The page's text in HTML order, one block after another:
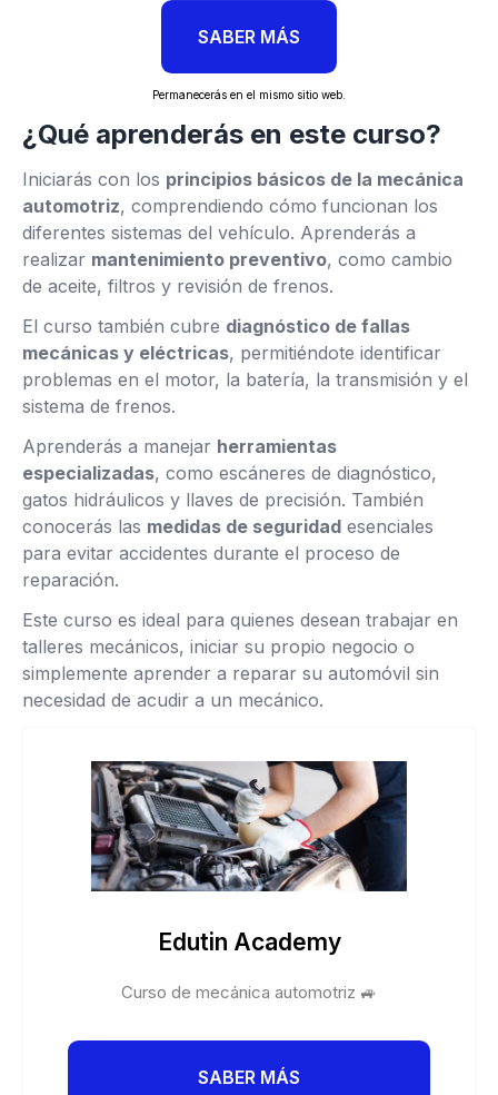
SABER MÁS
Permanecerás en el mismo sitio web.
¿Qué aprenderás en este curso?
Iniciarás con los principios básicos de la mecánica
automotriz, comprendiendo cómo funcionan los
diferentes sistemas del vehículo. Aprenderás a
realizar mantenimiento preventivo, como cambio
de aceite, filtros y revisión de frenos.
El curso también cubre diagnóstico de fallas
mecánicas y eléctricas, permitiéndote identificar
problemas en el motor, la batería, la transmisión y el
sistema de frenos.
Aprenderás a manejar herramientas
especializadas, como escáneres de diagnóstico,
gatos hidráulicos y llaves de precisión. También
conocerás las medidas de seguridad esenciales
para evitar accidentes durante el proceso de
reparación.
Este curso es ideal para quienes desean trabajar en
talleres mecánicos, iniciar su propio negocio o
simplemente aprender a reparar su automóvil sin
necesidad de acudir a un mecánico.
Edutin Academy
Curso de mecánica automotriz 🚙
SABER MÁS